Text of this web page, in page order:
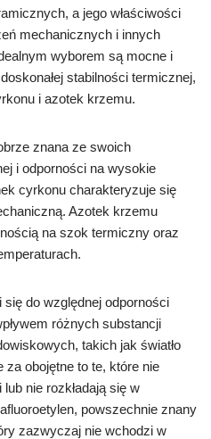
a jego właściwości
mechanicznych i innych
wyborem są mocne i
stabilności termicznej,
i azotek krzemu.
znana ze swoich
i odporności na wysokie
cyrkonu charakteryzuje się
Azotek krzemu
na szok termiczny oraz
do względnej odporności
różnych substancji
takich jak światło
za obojętne to te, które nie
nie rozkładają się w
powszechnie znany
zazwyczaj nie wchodzi w